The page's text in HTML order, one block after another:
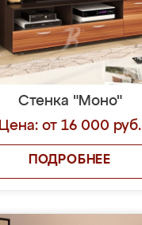
Стенка "Моно"
Цена: от 16 000 руб.
ПОДРОБНЕЕ